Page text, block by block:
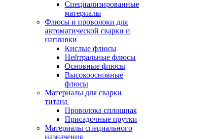
Специализированные
материалы
Флюсы и проволоки для
автоматической сварки и
наплавки
Кислые флюсы
Нейтральные флюсы
Основные флюсы
Высокоосновные
флюсы
Материалы для сварки
титана
Проволока сплошная
Присадочные прутки
Материалы специального
назначения